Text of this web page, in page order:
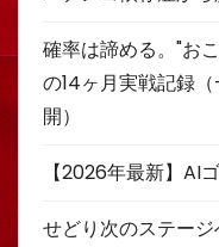
確率は諦める。"お
の14ヶ月実戦記録
開）
【2026年最新】AI
せどり次のステー